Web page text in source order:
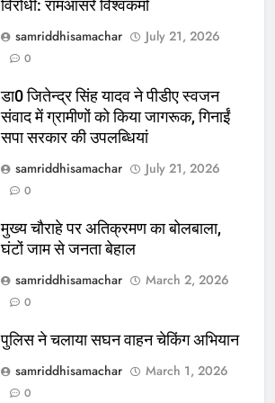
विरोधी: रामआसरे विश्वकर्मा
samriddhisamachar
July 21, 2026
0
डा0 जितेन्द्र सिंह यादव ने पीडीए स्वजन
संवाद में ग्रामीणों को किया जागरूक, गिनाईं
सपा सरकार की उपलब्धियां
samriddhisamachar
July 21, 2026
0
मुख्य चौराहे पर अतिक्रमण का बोलबाला,
घंटों जाम से जनता बेहाल
samriddhisamachar
March 2, 2026
0
पुलिस ने चलाया सघन वाहन चेकिंग अभियान
samriddhisamachar
March 1, 2026
0